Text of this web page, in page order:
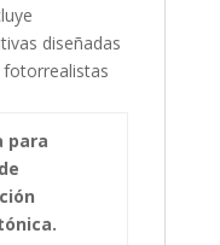
diseñadas
fotorrealistas
para